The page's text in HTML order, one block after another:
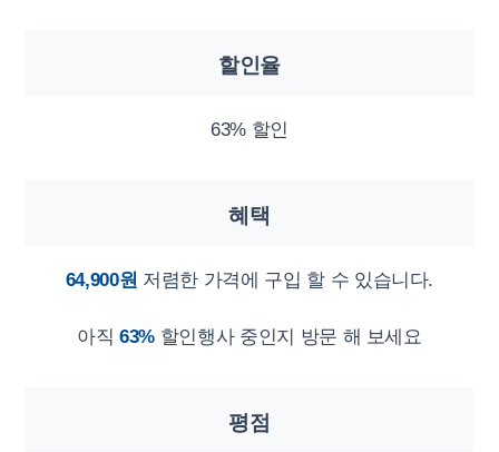
할인율
63% 할인
혜택
64,900원 저렴한 가격에 구입 할 수 있습니다.
아직 63%할인행사 중인지 방문 해 보세요
평점